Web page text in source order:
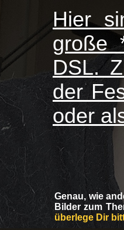
Hier
große
DSL.
der
oder
Genau, wie
Bilder zum
überlege Dir